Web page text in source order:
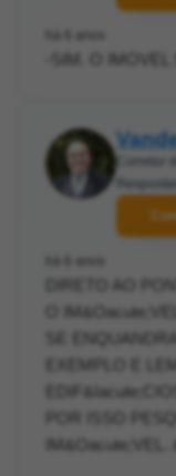
há 6 anos
-SIM. O
Corretor
há 6 anos
DIRETO AO
O
SE
EXEMPLO E
POR ISSO
IM&Oacute;VEL.